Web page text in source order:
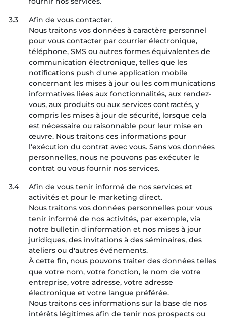
3.3
Afin de vous contacter.
Nous traitons vos données à caractère personnel
pour vous contacter par courrier électronique,
téléphone, SMS ou autres formes équivalentes de
communication électronique, telles que les
notifications push d'une application mobile
concernant les mises à jour ou les communications
informatives liées aux fonctionnalités, aux rendez-
vous, aux produits ou aux services contractés, y
compris les mises à jour de sécurité, lorsque cela
est nécessaire ou raisonnable pour leur mise en
œuvre. Nous traitons ces informations pour
l'exécution du contrat avec vous. Sans vos données
personnelles, nous ne pouvons pas exécuter le
contrat ou vous fournir nos services.
3.4
Afin de vous tenir informé de nos services et
activités et pour le marketing direct.
Nous traitons vos données personnelles pour vous
tenir informé de nos activités, par exemple, via
notre bulletin d'information et nos mises à jour
juridiques, des invitations à des séminaires, des
ateliers ou d'autres événements.
À cette fin, nous pouvons traiter des données telles
que votre nom, votre fonction, le nom de votre
entreprise, votre adresse, votre adresse
électronique et votre langue préférée.
Nous traitons ces informations sur la base de nos
intérêts légitimes afin de tenir nos prospects ou